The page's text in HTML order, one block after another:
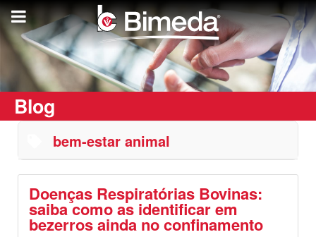
Blog
bem-estar animal
Doenças Respiratórias Bovinas:
saiba como as identificar em
bezerros ainda no confinamento